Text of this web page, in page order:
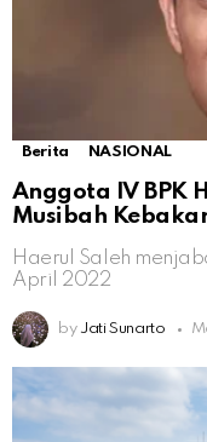
Berita NASIONAL
Anggota IV BPK
Musibah
Haerul Saleh
April 2022
by Jati Sunarto